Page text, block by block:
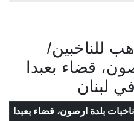
للناخبين/
قضاء بعبدا
لبنان
بلدة ارصون، قضاء بعبدا